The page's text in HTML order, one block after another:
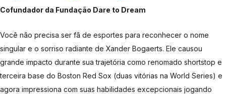
Cofundador da Fundação Dare to Dream
Você não precisa ser fã de esportes para reconhecer o nome
singular e o sorriso radiante de Xander Bogaerts. Ele causou
grande impacto durante sua trajetória como renomado shortstop e
terceira base do Boston Red Sox (duas vitórias na World Series) e
agora impressiona com suas habilidades excepcionais jogando